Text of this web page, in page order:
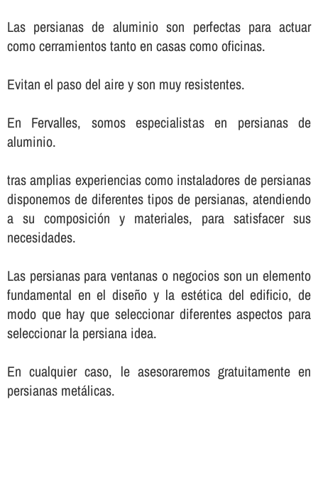
Las persianas de aluminio son perfectas para actuar
como cerramientos tanto en casas como oficinas.
Evitan el paso del aire y son muy resistentes.
En Fervalles, somos especialistas en persianas de
aluminio.
tras amplias experiencias como instaladores de persianas
disponemos de diferentes tipos de persianas, atendiendo
a su composición y materiales, para satisfacer sus
necesidades.
Las persianas para ventanas o negocios son un elemento
fundamental en el diseño y la estética del edificio, de
modo que hay que seleccionar diferentes aspectos para
seleccionar la persiana idea.
En cualquier caso, le asesoraremos gratuitamente en
persianas metálicas.